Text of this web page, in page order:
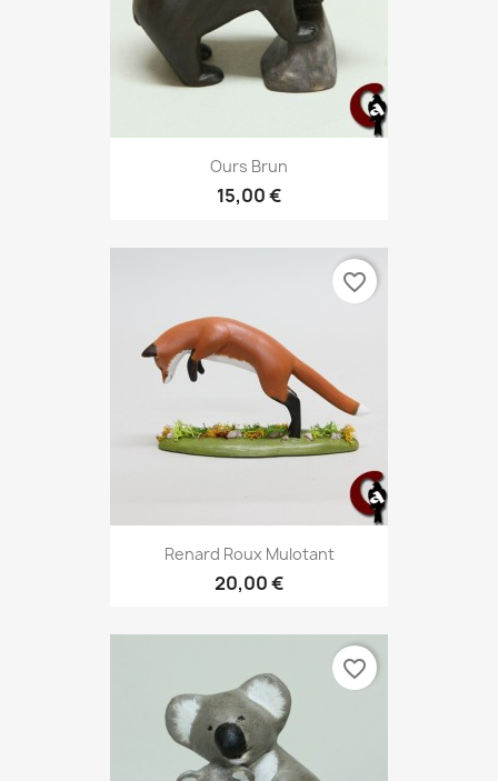
Ours Brun
15,00 €
Renard Roux Mulotant
20,00 €
favorite_border
favorite_border